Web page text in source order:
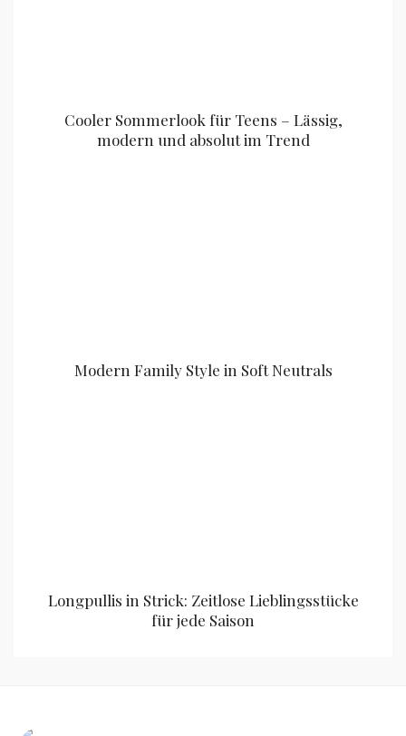
Cooler Sommerlook für Teens – Lässig,
modern und absolut im Trend
Modern Family Style in Soft Neutrals
Longpullis in Strick: Zeitlose Lieblingsstücke
für jede Saison